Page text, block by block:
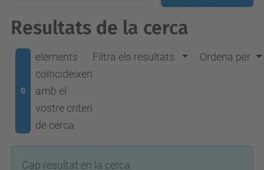
Resultats de la cerca
0
elements
coincideixen
amb el
vostre criteri
de cerca
Filtra els resultats. Ordena per
Cap resultat en la cerca.